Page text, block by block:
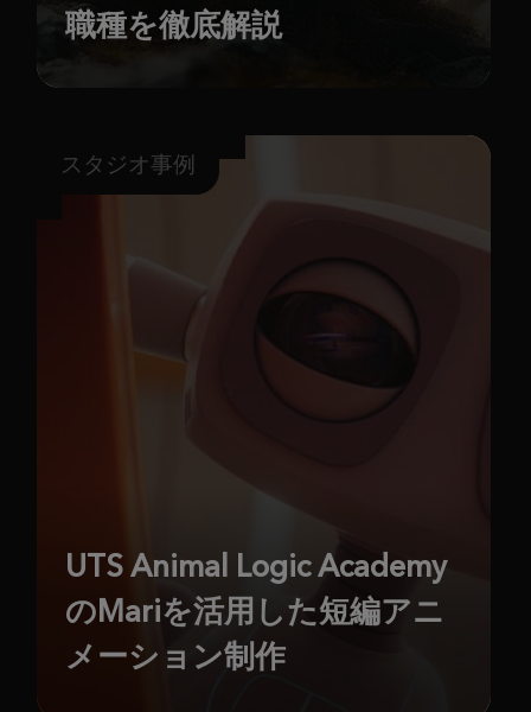
職種を徹底解説
スタジオ事例
UTS Animal Logic Academy
のMariを活用した短編アニ
メーション制作